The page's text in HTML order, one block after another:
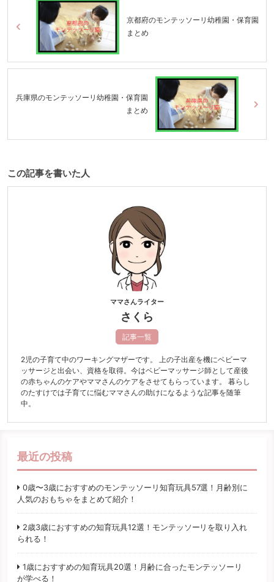
京都府のモンテッソーリ幼稚園・保育園
まとめ
兵庫県のモンテッソーリ幼稚園・保育園
まとめ
この記事を書いた人
ママさんライター
さくら
記事一覧
2児の子育て中のワーキングマザーです。 上の子出産を機にベビーマ
ッサージと出会い、資格を取得。今はベビーマッサージ師として産後
の赤ちゃんのケアやママさんのケアをさせてもらっています。 暮らし
のたすけでは子育てに悩むママさんの助けになるような記事を随筆
中。
最近の投稿
0歳〜3歳におすすめのモンテッソーリ知育玩具57選！月齢別に
人気のおもちゃをまとめて紹介！
2歳3歳におすすめの知育玩具12選！モンテッソーリを取り入れ
られる！
1歳におすすめの知育玩具20選！月齢に合ったモンテッソーリ
が学べる！